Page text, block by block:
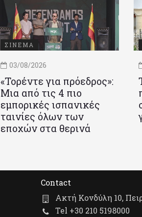
ΣΙΝΕΜΑ
03/08/2026
«Τορέντε για πρόεδρος»:
Mια από τις 4 πιο
εμπορικές ισπανικές
ταινίες όλων των
εποχών στα θερινά
Contact
Ακτή Κονδύλη 10,
Tel +30 210 5198000